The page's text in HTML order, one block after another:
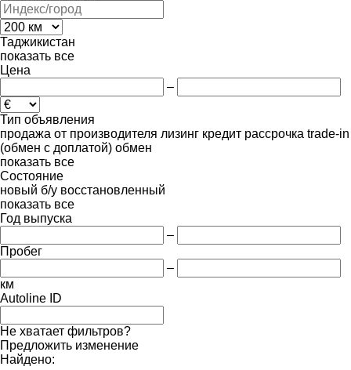
Таджикистан
показать все
Цена
–
Тип объявления
продажа от производителя лизинг кредит рассрочка trade-in
(обмен с доплатой) обмен
показать все
Состояние
новый б/у восстановленный
показать все
Год выпуска
–
Пробег
–
км
Autoline ID
Не хватает фильтров?
Предложить изменение
Найдено: